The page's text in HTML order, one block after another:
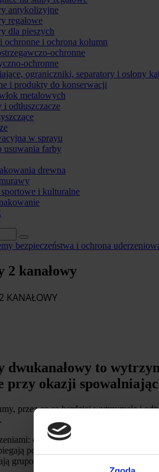
antykolizyjne
regałowe
dla pieszych
ochronne i ochrona kolumn
ochronne
ochronne
ograniczniki, separatory i osłony
i produkty do konserwacji
metalowych
i odtłuszczacze
w sprayu
usuwania farby
drewna
i kulturalne
bezpieczeństwa i ochrona
2 kanałowy
dwukanałowy to
przy okazji
przez co są bardziej wytrzymałe i
chronią kable przed ścieraniem,
potknięciom i upadkom,
grupowanie i organizowanie wielu